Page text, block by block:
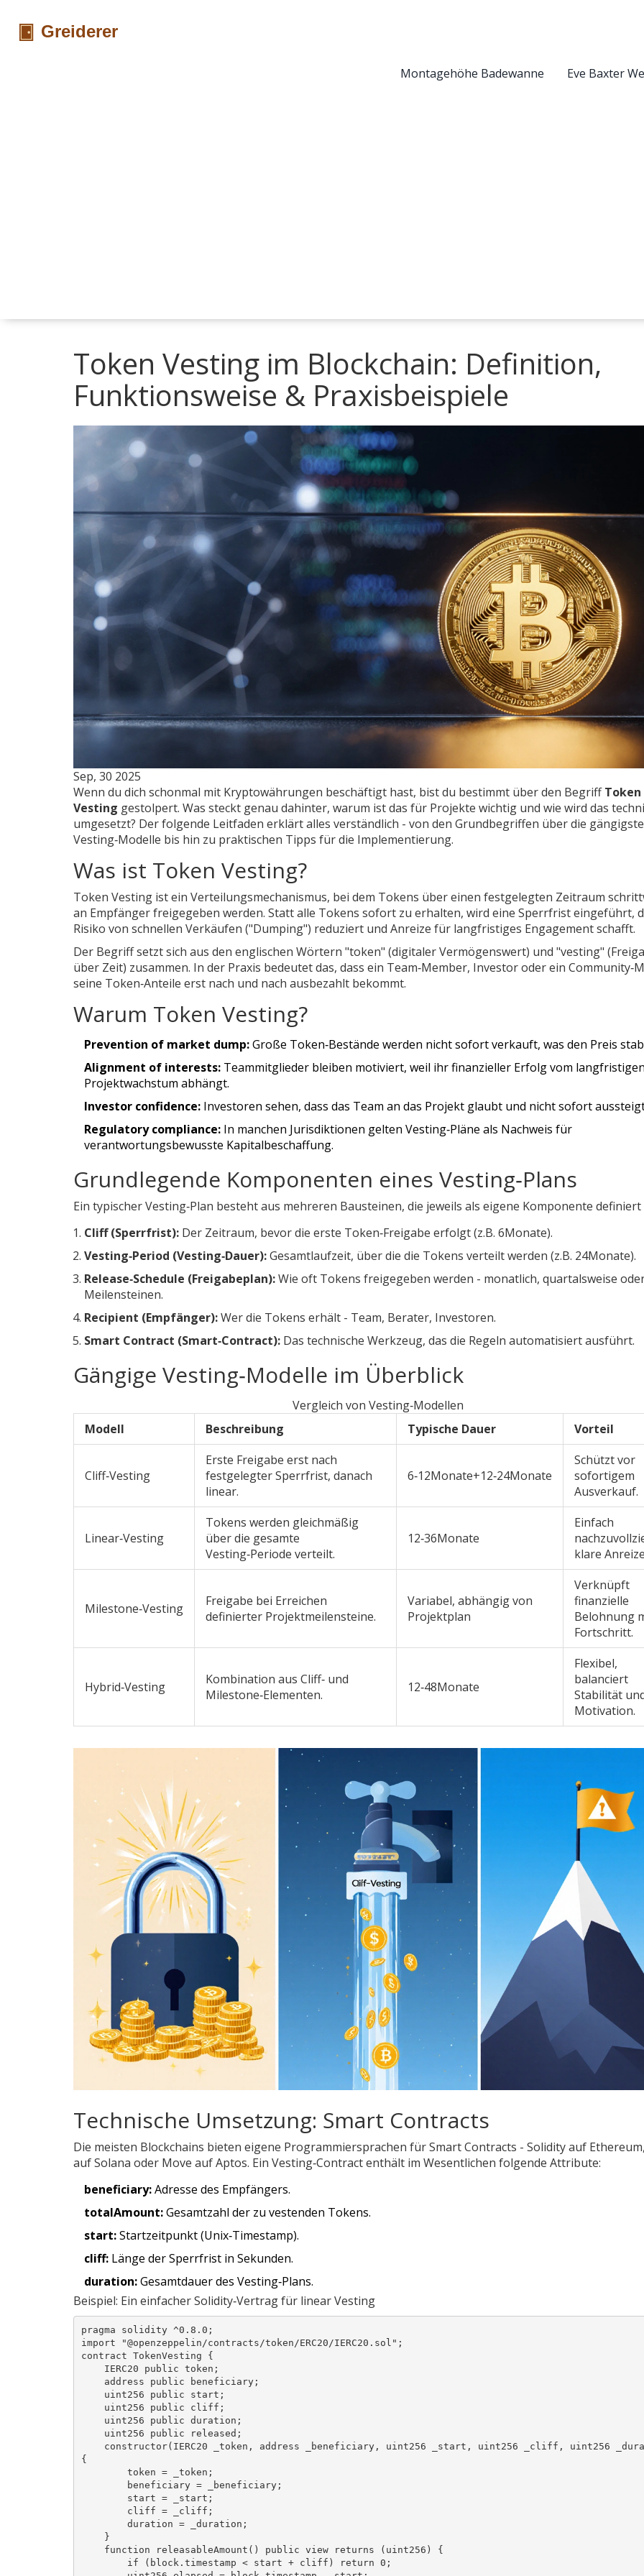
Montagehöhe Badewanne Eve Baxter
Token Vesting im Blockchain: Definition,
Funktionsweise & Praxisbeispiele
Sep, 30 2025
Wenn du dich schonmal mit Kryptowährungen beschäftigt hast, bist du bestimmt über den BegriffToken
Vesting gestolpert. Was steckt genau dahinter, warum ist das für Projekte wichtig und wie wird das
umgesetzt? Der folgende Leitfaden erklärt alles verständlich - von den Grundbegriffen über die
Vesting‑Modelle bis hin zu praktischen Tipps für die Implementierung.
Was ist Token Vesting?
Token Vesting ist ein Verteilungsmechanismus, bei dem Tokens über einen festgelegten Zeitraum
an Empfänger freigegeben werden. Statt alle Tokens sofort zu erhalten, wird eine Sperrfrist eingeführt,
Risiko von schnellen Verkäufen ("Dumping") reduziert und Anreize für langfristiges Engagement schafft.
Der Begriff setzt sich aus den englischen Wörtern "token" (digitaler Vermögenswert) und "vesting"
über Zeit) zusammen. In der Praxis bedeutet das, dass ein Team‑Member, Investor oder ein
seine Token‑Anteile erst nach und nach ausbezahlt bekommt.
Warum Token Vesting?
Prevention of market dump:Große Token‑Bestände werden nicht sofort verkauft, was den Preis
Alignment of interests: Teammitglieder bleiben motiviert, weil ihr finanzieller Erfolg vom
Projektwachstum abhängt.
Investor confidence: Investoren sehen, dass das Team an das Projekt glaubt und nicht sofort
Regulatory compliance: In manchen Jurisdiktionen gelten Vesting‑Pläne als Nachweis für
verantwortungsbewusste Kapitalbeschaffung.
Grundlegende Komponenten eines Vesting‑Plans
Ein typischer Vesting‑Plan besteht aus mehreren Bausteinen, die jeweils als eigene Komponente definiert
Cliff (Sperrfrist): Der Zeitraum, bevor die erste Token‑Freigabe erfolgt (z.B. 6Monate).
Vesting‑Period (Vesting‑Dauer):Gesamtlaufzeit, über die die Tokens verteilt werden (z.B. 24Monate).
Release‑Schedule (Freigabeplan):Wie oft Tokens freigegeben werden - monatlich, quartalsweise
Meilensteinen.
Recipient (Empfänger):Wer die Tokens erhält - Team, Berater, Investoren.
Smart Contract (Smart‑Contract): Das technische Werkzeug, das die Regeln automatisiert ausführt.
Gängige Vesting‑Modelle im Überblick
Vergleich von Vesting‑Modellen
Modell
Beschreibung Typische Dauer Vorteil
Cliff‑Vesting
Erste Freigabe erst nach
festgelegter Sperrfrist, danach
linear.
6‑12Monate+12‑24Monate
Schützt vor
sofortigem
Ausverkauf.
Linear‑Vesting
Tokens werden gleichmäßig
über die gesamte
Vesting‑Periode verteilt.
12‑36Monate
Einfach
klare
Milestone‑Vesting
Freigabe bei Erreichen
definierter Projektmeilensteine.
Variabel, abhängig von
Projektplan
Verknüpft
finanzielle
Belohnung
Fortschritt.
Hybrid‑Vesting
Kombination aus Cliff‑ und
Milestone‑Elementen.
12‑48Monate
Flexibel,
balanciert
Stabilität
Motivation.
Technische Umsetzung: Smart Contracts
Die meisten Blockchains bieten eigene Programmiersprachen für Smart Contracts - Solidity auf
auf Solana oder Move auf Aptos. Ein Vesting‑Contract enthält im Wesentlichen folgende Attribute:
beneficiary:Adresse des Empfängers.
totalAmount:Gesamtzahl der zu vestenden Tokens.
start:Startzeitpunkt (Unix‑Timestamp).
cliff: Länge der Sperrfrist in Sekunden.
duration:Gesamtdauer des Vesting‑Plans.
Beispiel: Ein einfacher Solidity‑Vertrag für linear Vesting
pragma solidity ^0.8.0;
import "@openzeppelin/contracts/token/ERC20/IERC20.sol";
contract TokenVesting {
{